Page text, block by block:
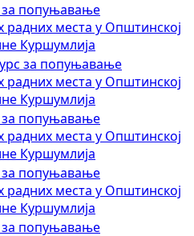
за попуњавање
радних места у Општинској
Куршумлија
за попуњавање
радних места у Општинској
Куршумлија
за попуњавање
радних места у Општинској
Куршумлија
за попуњавање
радних места у Општинској
Куршумлија
за попуњавање